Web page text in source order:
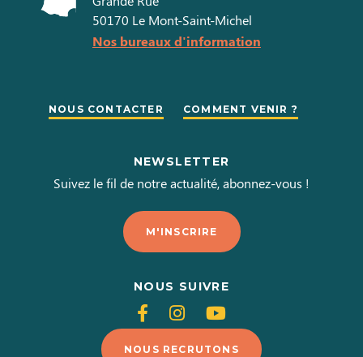
10h00 à
19h00
19h00
Samedi
50170 Le Mont-Saint-Michel
Nos bureaux d'information
NOUS CONTACTER COMMENT VENIR ?
NEWSLETTER
Suivez le fil de notre actualité, abonnez-vous !
M'INSCRIRE
NOUS SUIVRE
Suivez-
nous
Suivez-
nous
Suivez-
nous
NOUS RECRUTONS